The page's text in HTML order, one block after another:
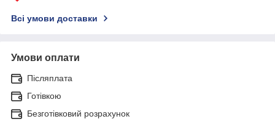
Всі умови доставки
Умови оплати
Післяплата
Готівкою
Безготівковий розрахунок